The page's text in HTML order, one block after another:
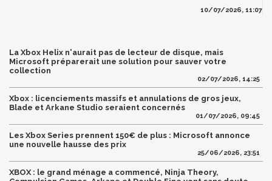
10/07/2026, 11:07
La Xbox Helix n'aurait pas de lecteur de disque, mais
Microsoft préparerait une solution pour sauver votre
collection
02/07/2026, 14:25
Xbox : licenciements massifs et annulations de gros jeux,
Blade et Arkane Studio seraient concernés
01/07/2026, 09:45
Les Xbox Series prennent 150€ de plus : Microsoft annonce
une nouvelle hausse des prix
25/06/2026, 23:51
XBOX : le grand ménage a commencé, Ninja Theory,